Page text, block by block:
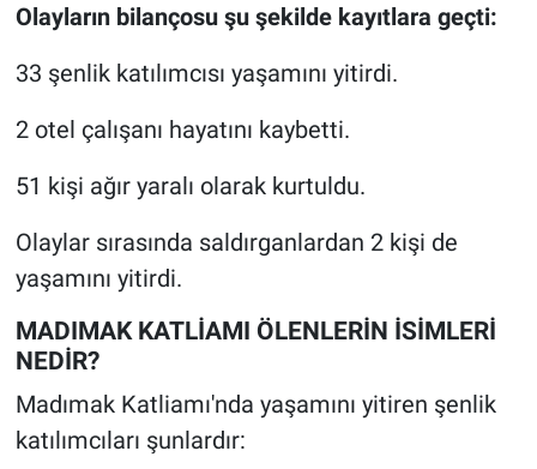
Olayların bilançosu şu şekilde kayıtlara geçti:
33 şenlik katılımcısı yaşamını yitirdi.
2 otel çalışanı hayatını kaybetti.
51 kişi ağır yaralı olarak kurtuldu.
Olaylar sırasında saldırganlardan 2 kişi de
yaşamını yitirdi.
MADIMAK KATLİAMI ÖLENLERİN İSİMLERİ
NEDİR?
Madımak Katliamı'nda yaşamını yitiren şenlik
katılımcıları şunlardır: